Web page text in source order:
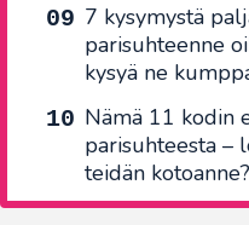
7 kysymystä
parisuhteenne
kysyä ne
Nämä 11 kodin
parisuhteesta –
teidän kotoanne?